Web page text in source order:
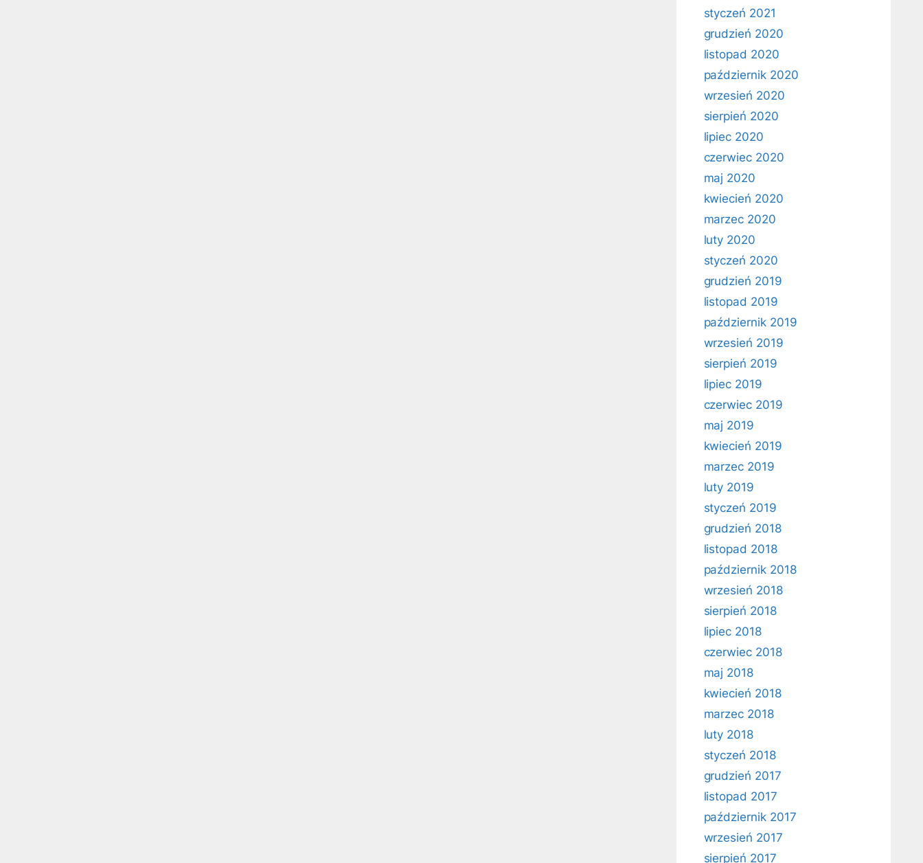
styczeń 2021
grudzień 2020
listopad 2020
październik 2020
wrzesień 2020
sierpień 2020
lipiec 2020
czerwiec 2020
maj 2020
kwiecień 2020
marzec 2020
luty 2020
styczeń 2020
grudzień 2019
listopad 2019
październik 2019
wrzesień 2019
sierpień 2019
lipiec 2019
czerwiec 2019
maj 2019
kwiecień 2019
marzec 2019
luty 2019
styczeń 2019
grudzień 2018
listopad 2018
październik 2018
wrzesień 2018
sierpień 2018
lipiec 2018
czerwiec 2018
maj 2018
kwiecień 2018
marzec 2018
luty 2018
styczeń 2018
grudzień 2017
listopad 2017
październik 2017
wrzesień 2017
sierpień 2017